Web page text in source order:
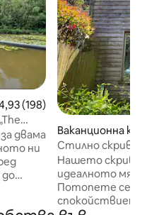
оценка: 4,93 от 5,
(198)
двама
ни
Ваканционна
worth
Стилно
гледка към
Нашето
идеалното
Потопете се в